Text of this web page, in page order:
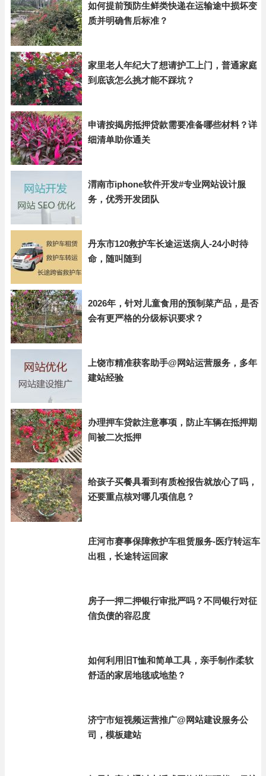
如何提前预防生鲜类快递在运输途中损坏变
质并明确售后标准？
家里老人年纪大了想请护工上门，普通家庭
到底该怎么挑才能不踩坑？
申请按揭房抵押贷款需要准备哪些材料？详
细清单助你通关
渭南市iphone软件开发#专业网站设计服
务，优秀开发团队
丹东市120救护车长途运送病人-24小时待
命，随叫随到
2026年，针对儿童食用的预制菜产品，是否
会有更严格的分级标识要求？
上饶市精准获客助手@网站运营服务，多年
建站经验
办理押车贷款注意事项，防止车辆在抵押期
间被二次抵押
给孩子买餐具看到有质检报告就放心了吗，
还要重点核对哪几项信息？
庄河市赛事保障救护车租赁服务-医疗转运车
出租，长途转运回家
房子一押二押银行审批严吗？不同银行对征
信负债的容忍度
如何利用旧T恤和简单工具，亲手制作柔软
舒适的家居地毯或地垫？
济宁市短视频运营推广@网站建设服务公
司，模板建站